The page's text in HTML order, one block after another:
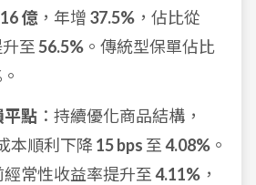
億，年增 37.5% ，佔比從
至 56.5% 。傳統型保單佔比
平點 ：持續優化商品結構，
本順利下降 15 bps 至 4.08% 。
常性收益率提升至 4.11% ，